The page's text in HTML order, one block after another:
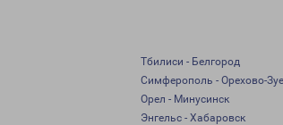
Тбилиси - Белгород
Симферополь - Орехово-
Орел - Минусинск
Энгельс - Хабаровск